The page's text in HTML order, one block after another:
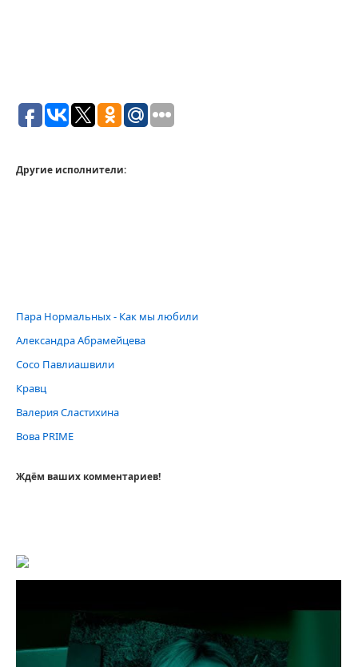
Другие исполнители:
Пара Нормальных - Как мы любили
Александра Абрамейцева
Сосо Павлиашвили
Кравц
Валерия Сластихина
Вова PRIME
Ждём ваших комментариев!